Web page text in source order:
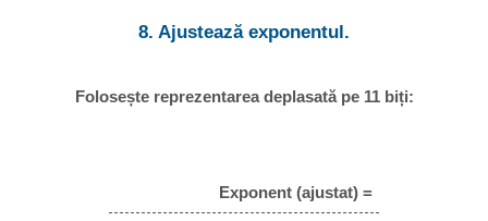
8. Ajustează exponentul.
Folosește reprezentarea deplasată pe 11 biți:
Exponent (ajustat) =